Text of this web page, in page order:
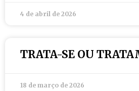
4 de abril de 2026
TRATA-SE OU
18 de março de 2026